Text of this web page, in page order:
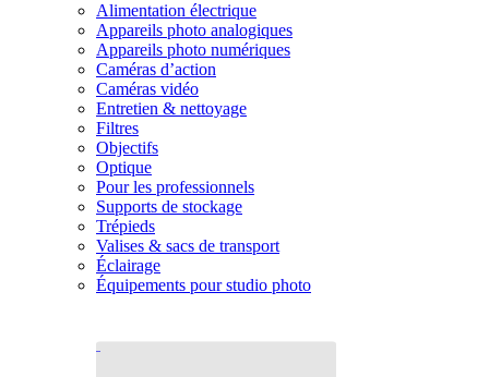
Alimentation électrique
Appareils photo analogiques
Appareils photo numériques
Caméras d’action
Caméras vidéo
Entretien & nettoyage
Filtres
Objectifs
Optique
Pour les professionnels
Supports de stockage
Trépieds
Valises & sacs de transport
Éclairage
Équipements pour studio photo